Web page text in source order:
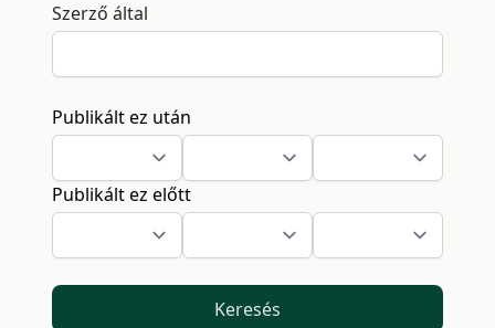
Szerző által
Publikált ez után
Publikált ez előtt
Keresés